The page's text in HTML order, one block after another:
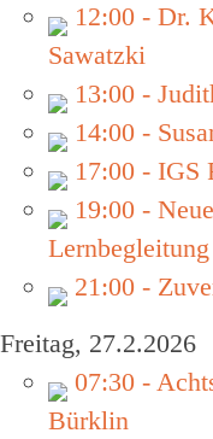
12:00 - Dr.
Sawatzki
13:00 -
14:00 -
17:00 - IGS
19:00 -
Lernbegleitung
21:00 -
Freitag, 27.2.2026
07:30 -
Bürklin